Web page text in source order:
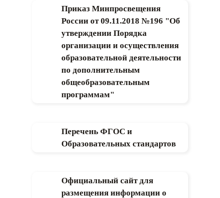
Приказ Минпросвещения
России от 09.11.2018 №196 "Об
утверждении Порядка
организации и осуществления
образовательной деятельности
по дополнительным
общеобразовательным
программам"
Перечень ФГОС и
Образовательных стандартов
Официальный сайт для
размещения информации о